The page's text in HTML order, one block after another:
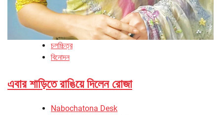
চলচ্চিত্র
বিনোদন
এবার শাড়িতে রাঙিয়ে দিলেন রোজা
Nabochatona Desk